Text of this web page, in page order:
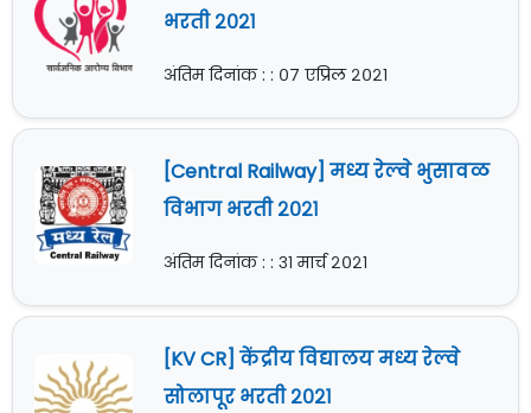
भरती २०२१
अंतिम दिनांक : : ०७ एप्रिल २०२१
[Central Railway] मध्य रेल्वे भुसावळ
विभाग भरती २०२१
अंतिम दिनांक : : ३१ मार्च २०२१
[KV CR] केंद्रीय विद्यालय मध्य रेल्वे
सोलापूर भरती २०२१